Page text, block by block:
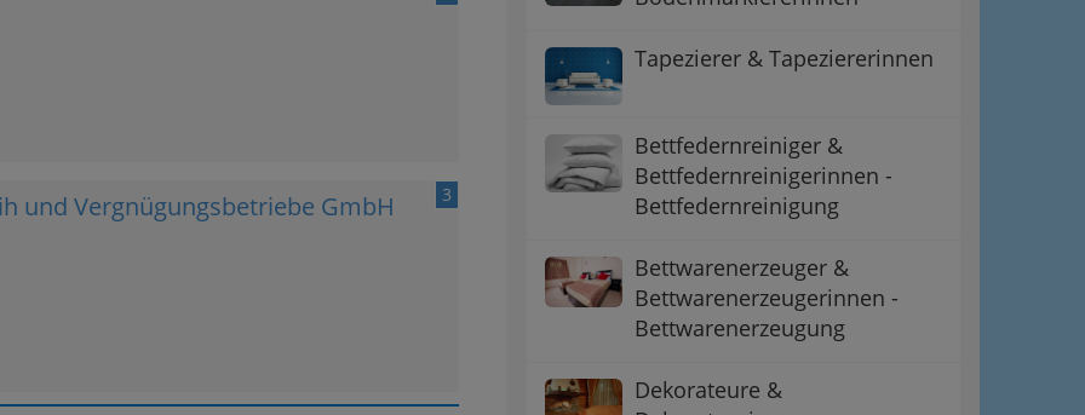
3
und Vergnügungsbetriebe GmbH
Tapezierer & Tapeziererinnen
Bettfedernreiniger &
Bettfedernreinigerinnen -
Bettfedernreinigung
Bettwarenerzeuger &
Bettwarenerzeugerinnen -
Bettwarenerzeugung
Dekorateure &